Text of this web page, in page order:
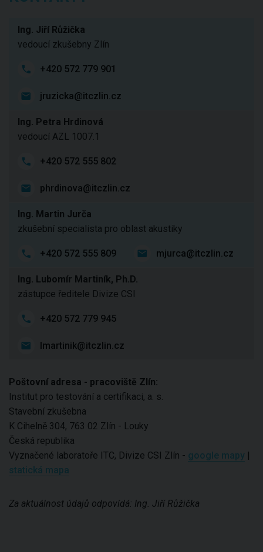
Ing. Jiří Růžička
vedoucí zkušebny Zlín
+420 572 779 901
jruzicka@itczlin.cz
Ing. Petra Hrdinová
vedoucí AZL 1007.1
+420 572 555 802
phrdinova@itczlin.cz
Ing. Martin Jurča
zkušební specialista pro oblast akustiky
+420 572 555 809 mjurca@itczlin.cz
Ing. Lubomír Martiník, Ph.D.
zástupce ředitele Divize CSI
+420 572 779 945
lmartinik@itczlin.cz
Poštovní adresa - pracoviště Zlín:
Institut pro testování a certifikaci, a. s.
Stavební zkušebna
K Cihelně 304, 763 02 Zlín - Louky
Česká republika
Vyznačené laboratoře ITC, Divize CSI Zlín - google mapy |
statická mapa
Za aktuálnost údajů odpovídá: Ing. Jiří Růžička